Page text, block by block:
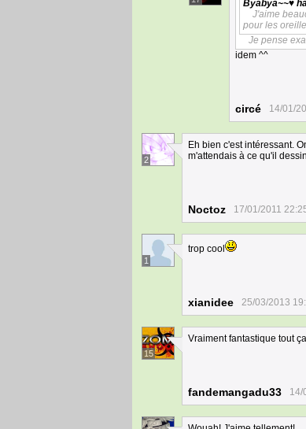
Byabya~~♥
J'aime
pour les
Je pense
idem ^^
circé 14/01/
2
Eh bien c'est intéressant.
m'attendais à ce qu'il
Noctoz 17/01/2011
1
trop cool
xianidee 25/03/2013
15
Vraiment fantastique tout
fandemangadu33 14/